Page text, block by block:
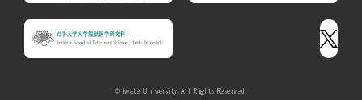
© Iwate University. All Rights Reserved.